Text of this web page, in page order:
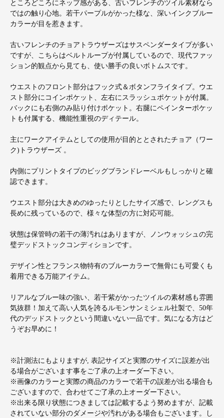
ところどころにネップ感がある、古いフレンチのツイル素材なら
ではの触り心地。若干パープルがかった様な、深いインクブルー
カラーが目を惹きます。
古いフレンチのチョアトラウザーズはサスペンダータイプが多い
ですが、こちらはベルトループが付属しているので、現代ファッ
ション的観点から見ても、使い勝手の良いボトムスです。
ウエストのフロント部分はフック式＆ボタンフライタイプ。ウエ
スト部分にコインポケット、左右にスラッシュポケットが付属。
バックにも右側のみ貼り付けポケット。右腿にペインターポケッ
トも付属する、機能性重視のディテール。
主にワークアイテムとしての使用が目的ととされたチョア（ワー
ク)トラウザーズ 。
内側にプリントタイプのビッグブランドレーベルもしっかりと確
認できます。
ウエスト部分は大きめのゆったりとしたサイズ感で、レングスも
長めに残っているので、様々な体型の方に対応可能。
状態は保管時の若干の薄汚れはありますが、ノンウォッシュの完
璧デッドストックコンディションです。
デザイン性とフランス物特有のブルーカラーで無骨にも可愛くも
着用できる万能アイテム。
リアルなブルー味の強い、若干紫がかったツイルの素材感も雰囲
気抜群！加えて高い人気を誇るルモンサンミシェル社製で、50年
代のデッドストックという間違いない一品です。気になる方はど
うぞお早めに！
※計測法にもよりますが, 表記サイズと実際のサイズに誤差が出
る場合がございます事をご了承の上オーダー下さい。
※画像のカラーと実際の商品のカラーで若干の誤差が出る場合も
ございますので、合わせてご了承の上オーダー下さい。
※出来る限り状態につきましては記載するよう努めますが、記載
されていない部分のダメージや汚れがある場合もございます。し